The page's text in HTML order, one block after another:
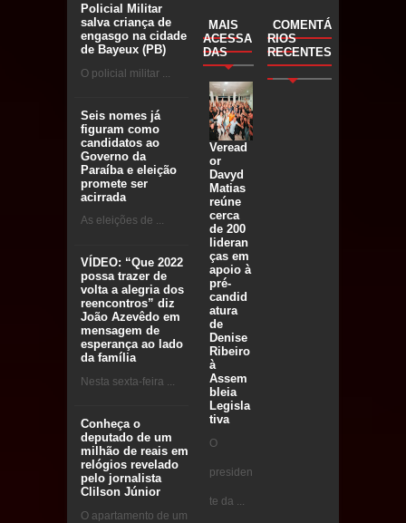
Policial Militar
salva criança de
engasgo na cidade
de Bayeux (PB)
O policial militar ...
Seis nomes já
figuram como
candidatos ao
Governo da
Paraíba e eleição
promete ser
acirrada
As eleições de ...
VÍDEO: “Que 2022
possa trazer de
volta a alegria dos
reencontros” diz
João Azevêdo em
mensagem de
esperança ao lado
da família
Nesta sexta-feira ...
Conheça o
deputado de um
milhão de reais em
relógios revelado
pelo jornalista
Clilson Júnior
O apartamento de um
MAIS
ACESSA
DAS
Veread
or
Davyd
Matias
reúne
cerca
de 200
lideran
ças em
apoio à
pré-
candid
atura
de
Denise
Ribeiro
à
Assem
bleia
Legisla
tiva
O
presiden
te da ...
COMENTÁ
RIOS
RECENTES